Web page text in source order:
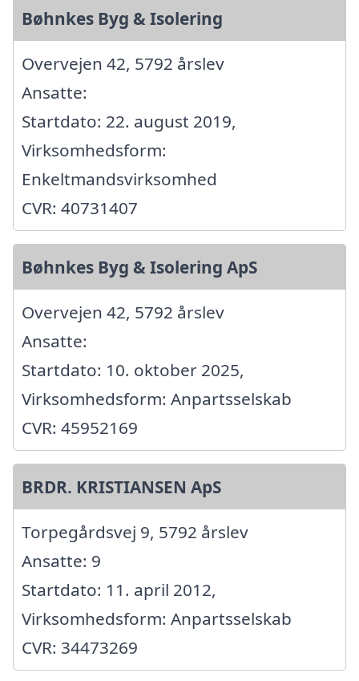
Bøhnkes Byg & Isolering
Overvejen 42, 5792 årslev
Ansatte:
Startdato: 22. august 2019,
Virksomhedsform:
Enkeltmandsvirksomhed
CVR: 40731407
Bøhnkes Byg & Isolering ApS
Overvejen 42, 5792 årslev
Ansatte:
Startdato: 10. oktober 2025,
Virksomhedsform: Anpartsselskab
CVR: 45952169
BRDR. KRISTIANSEN ApS
Torpegårdsvej 9, 5792 årslev
Ansatte: 9
Startdato: 11. april 2012,
Virksomhedsform: Anpartsselskab
CVR: 34473269